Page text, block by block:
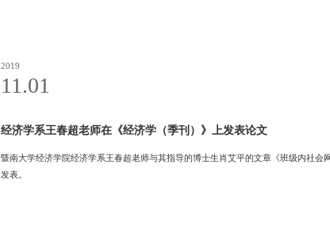
2019
11.01
经济学系王春超老师在《经济学（季刊）》上发表论文
暨南大学经济学院经济学系王春超老师与其指导的博士生肖艾平的文章《班级内社
发表。